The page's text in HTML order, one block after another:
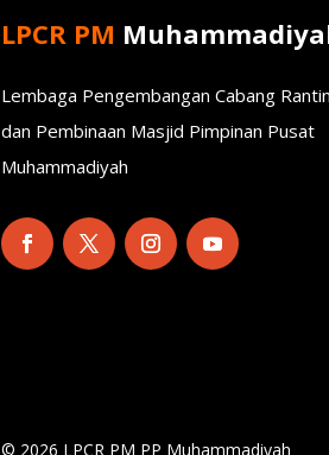
LPCR PM
Lembaga Pengembangan Cabang
dan Pembinaan Masjid Pimpinan Pusat
Muhammadiyah
© 2026 LPCR PM PP Muhammadiyah